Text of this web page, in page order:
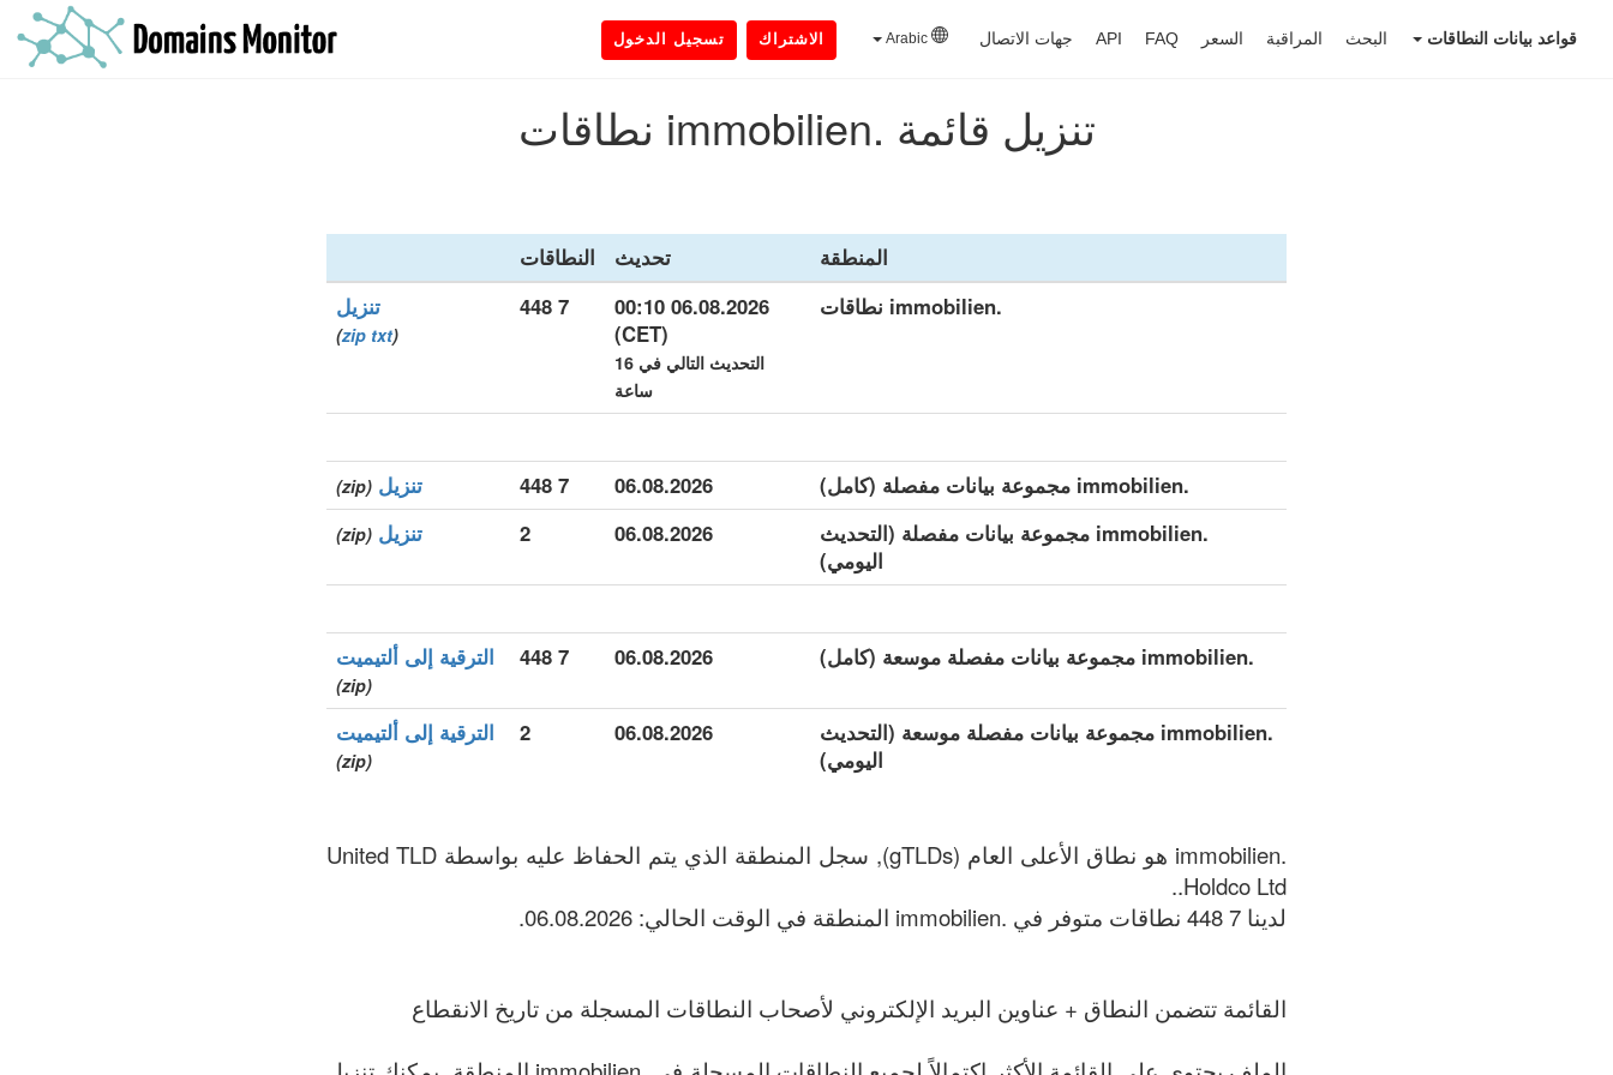
قواعد بيانات النطاقات البحث المراقبة السعر FAQ
API جهات الاتصال الاشتراك تسجيل الدخول
تنزيل قائمة .immobilien نطاقات
المنطقة تحديث
النطاقات
.immobilien نطاقات
06.08.2026 00:10
(CET)
التحديث التالي في 16
ساعة
7 448 تنزيل
(
zip txt
)
.immobilien مجموعة بيانات مفصلة (كامل) 06.08.2026
7 448 تنزيل (zip)
.immobilien مجموعة بيانات مفصلة (التحديث
اليومي)
06.08.2026
2 تنزيل (zip)
.immobilien مجموعة بيانات مفصلة موسعة (كامل) 06.08.2026
7 448 الترقية إلى ألتيميت
(zip)
.immobilien مجموعة بيانات مفصلة موسعة (التحديث
اليومي)
06.08.2026
2 الترقية إلى ألتيميت
(zip)
.immobilien هو نطاق الأعلى العام (gTLDs), سجل المنطقة الذي يتم الحفاظ عليه بواسطة United TLD
Holdco Ltd..
لدينا 7 448 نطاقات متوفر في .immobilien المنطقة في الوقت الحالي: 06.08.2026.
القائمة تتضمن النطاق + عناوين البريد الإلكتروني لأصحاب النطاقات المسجلة من تاريخ الانقطاع